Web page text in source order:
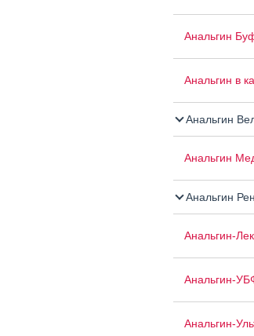
Анальгин
Анальгин в
Анальгин
Анальгин
Анальгин
Анальгин-
Анальгин-
Анальгин-